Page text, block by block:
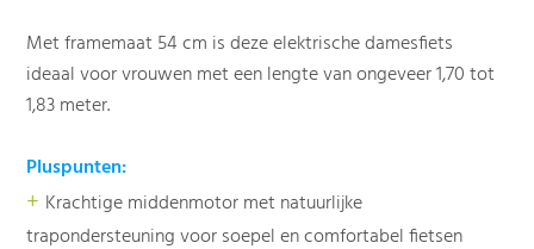
Met framemaat 54 cm is deze elektrische damesfiets
ideaal voor vrouwen met een lengte van ongeveer 1,70 tot
1,83 meter.
Pluspunten:
+ Krachtige middenmotor met natuurlijke
trapondersteuning voor soepel en comfortabel fietsen